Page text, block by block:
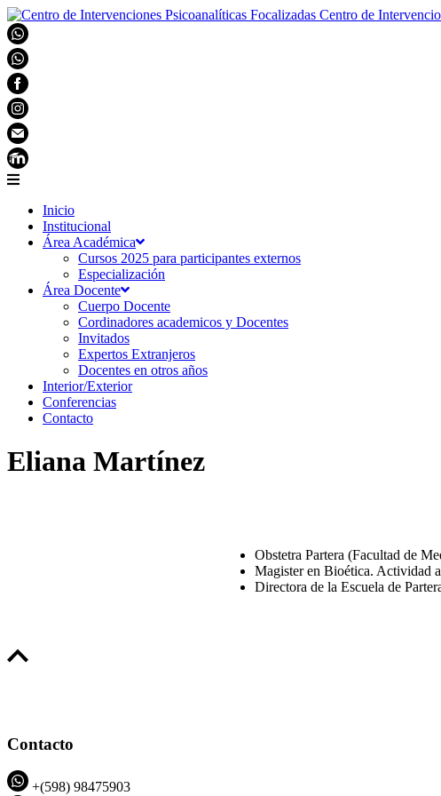
Centro de
Inicio
Institucional
Área Académica
Cursos 2025 para participantes externos
Especialización
Área Docente
Cuerpo Docente
Cordinadores academicos y Docentes
Invitados
Expertos Extranjeros
Docentes en otros años
Interior/Exterior
Conferencias
Contacto
Eliana Martínez
Obstetra Partera (Facultad de
Magister en Bioética. Actividad
Directora de la Escuela de
Contacto
+(598) 98475903